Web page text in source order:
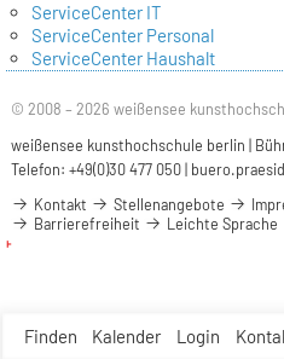
Finden Kalender Login
ServiceCenter IT
ServiceCenter Personal
ServiceCenter Haushalt
© 2008 – 2026 weißensee
weißensee kunsthochschule berlin |
Telefon: +49(0)30 477 050 |
Kontakt
Stellenangebote
Barrierefreiheit
Leichte Sprache